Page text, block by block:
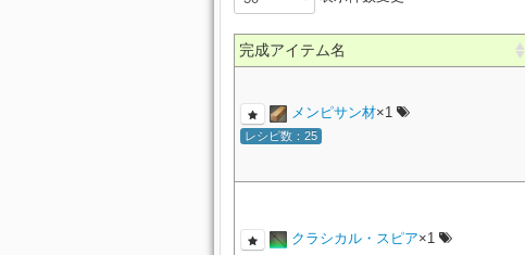
完成アイテム名
メンピサン材×1
レシピ数：25
クラシカル・スピア×1